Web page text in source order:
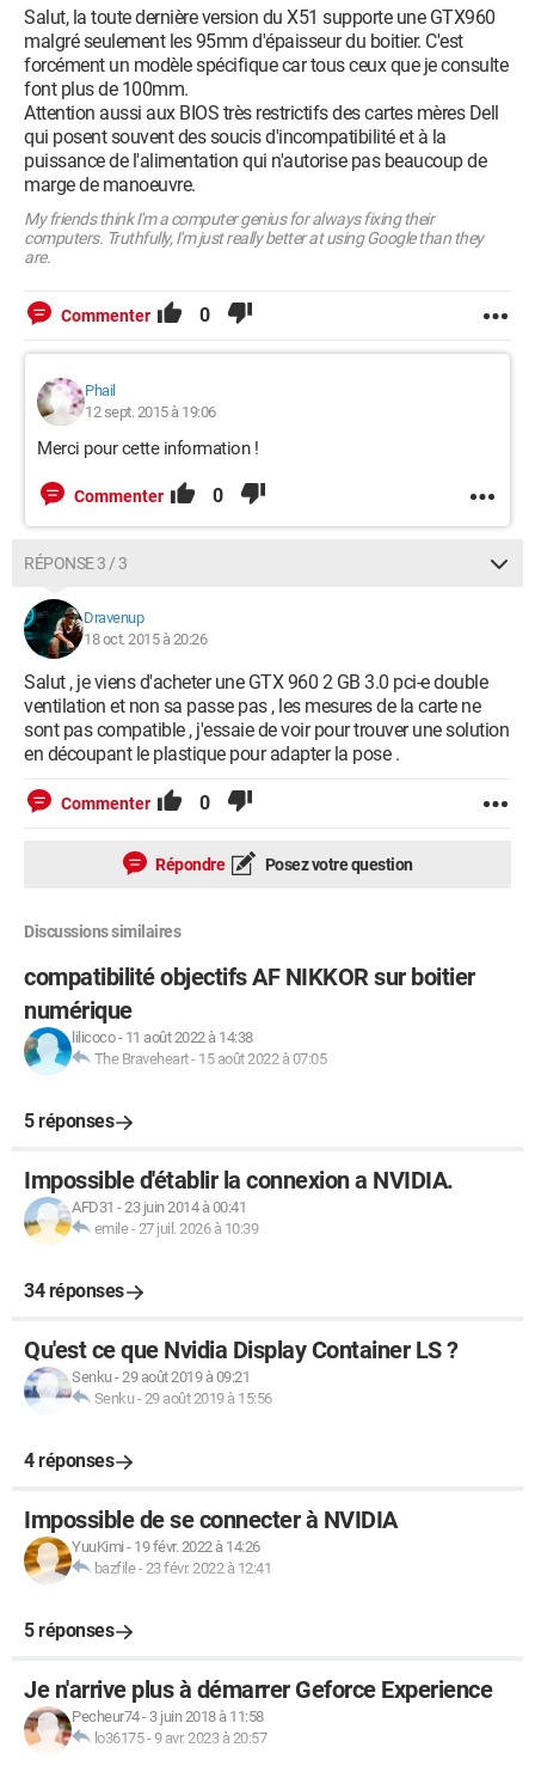
Salut, la toute dernière version du X51 supporte une GTX960
malgré seulement les 95mm d'épaisseur du boitier. C'est
forcément un modèle spécifique car tous ceux que je consulte
font plus de 100mm.
Attention aussi aux BIOS très restrictifs des cartes mères Dell
qui posent souvent des soucis d'incompatibilité et à la
puissance de l'alimentation qui n'autorise pas beaucoup de
marge de manoeuvre.
My friends think I'm a computer genius for always fixing their
computers. Truthfully, I'm just really better at using Google than they
are.
Commenter 0
Phail
12 sept. 2015 à 19:06
Merci pour cette information !
Commenter 0
RÉPONSE 3 / 3
Dravenup
18 oct. 2015 à 20:26
Salut , je viens d'acheter une GTX 960 2 GB 3.0 pci-e double
ventilation et non sa passe pas , les mesures de la carte ne
sont pas compatible , j'essaie de voir pour trouver une solution
en découpant le plastique pour adapter la pose .
Commenter 0
Répondre Posez votre question
Discussions similaires
compatibilité objectifs AF NIKKOR sur boitier
numérique
lilicoco- 11 août 2022 à 14:38
The Braveheart- 15 août 2022 à 07:05
5 réponses
Impossible d'établir la connexion a NVIDIA.
AFD31 -23 juin 2014 à 00:41
emile-27 juil. 2026 à 10:39
34 réponses
Qu'est ce que Nvidia Display Container LS ?
Senku-29 août 2019 à 09:21
Senku-29 août 2019 à 15:56
4 réponses
Impossible de se connecter à NVIDIA
YuuKimi - 19 févr. 2022 à 14:26
bazfile-23 févr. 2022 à 12:41
5 réponses
Je n'arrive plus à démarrer Geforce Experience
Pecheur74- 3 juin 2018 à 11:58
lo36175-9 avr. 2023 à 20:57